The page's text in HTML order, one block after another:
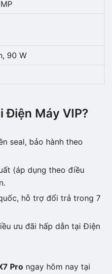
90 W
Điện Máy VIP?
seal, bảo hành theo
(áp dụng theo điều
hỗ trợ đổi trả trong 7
ưu đãi hấp dẫn tại Điện
Pro ngay hôm nay tại